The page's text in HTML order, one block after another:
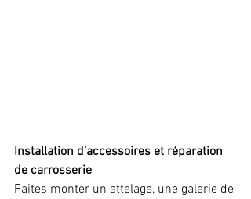
Installation d’accessoires et réparation
de carrosserie
Faites monter un attelage, une galerie de